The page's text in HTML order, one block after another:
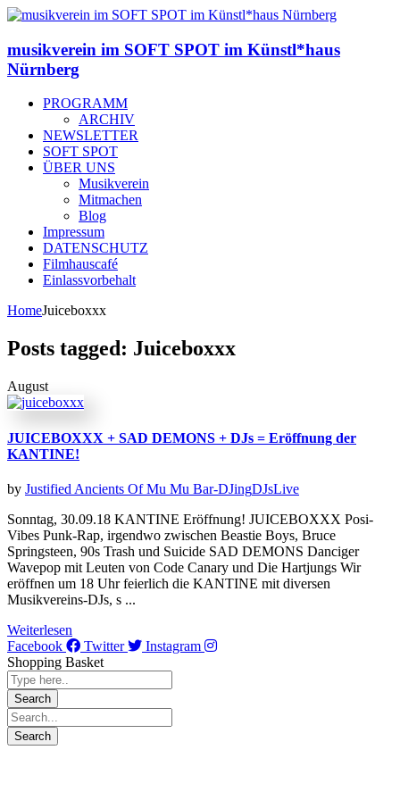
musikverein im SOFT SPOT im Künstl*haus
Nürnberg
PROGRAMM
ARCHIV
NEWSLETTER
SOFT SPOT
ÜBER UNS
Musikverein
Mitmachen
Blog
Impressum
DATENSCHUTZ
Filmhauscafé
Einlassvorbehalt
HomeJuiceboxxx
Posts tagged: Juiceboxxx
August
JUICEBOXXX + SAD DEMONS + DJs = Eröffnung der
KANTINE!
by Justified Ancients Of Mu Mu Bar-DJingDJsLive
Sonntag, 30.09.18 KANTINE Eröffnung! JUICEBOXXX Posi-
Vibes Punk-Rap, irgendwo zwischen Beastie Boys, Bruce
Springsteen, 90s Trash und Suicide SAD DEMONS Danciger
Wavepop mit Leuten von Code Canary und Die Hartjungs Wir
eröffnen um 18 Uhr feierlich die KANTINE mit diversen
Musikvereins-DJs, s ...
Weiterlesen
Facebook
Twitter
Instagram
Shopping Basket